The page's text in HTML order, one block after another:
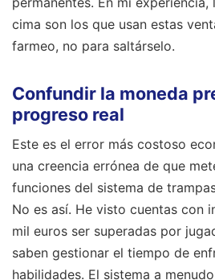
cima son los que usan estas
farmeo, no para saltárselo.
Confundir la moneda
progreso real
Este es el error más costoso
una creencia errónea de que
funciones del sistema de
No es así. He visto cuentas con
mil euros ser superadas por
saben gestionar el tiempo de
habilidades. El sistema a